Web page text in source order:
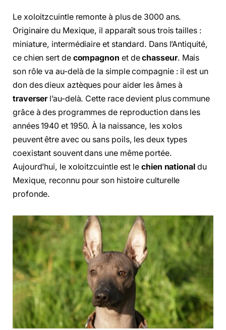
Le xoloitzcuintle remonte à plus de 3000 ans.
Originaire du Mexique, il apparaît sous trois tailles :
miniature, intermédiaire et standard. Dans l’Antiquité,
ce chien sert de compagnon et dechasseur. Mais
son rôle va au-delà de la simple compagnie : il est un
don des dieux aztèques pour aider les âmes à
traverserl’au-delà. Cette race devient plus commune
grâce à des programmes de reproduction dans les
années 1940 et 1950. À la naissance, les xolos
peuvent être avec ou sans poils, les deux types
coexistant souvent dans une même portée.
Aujourd’hui, le xoloitzcuintle est le chien nationaldu
Mexique, reconnu pour son histoire culturelle
profonde.